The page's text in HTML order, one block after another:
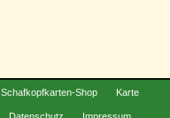
Schafkopfkarten-Shop Karte